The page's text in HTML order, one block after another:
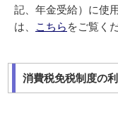
記、年金受給）に使
は、
こちら をご覧く
消費税免税制度の